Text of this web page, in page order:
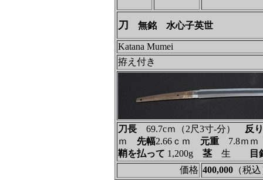
刀 無銘 水心子英世
Katana Mumei
拵え付き
刀長69.7cｍ（2尺3寸‐分）
反り
ｍ 先幅2.66ｃｍ 元重7.8ｍ
鞘を払って 1,200g 茎生
目
価格 400,000（税込